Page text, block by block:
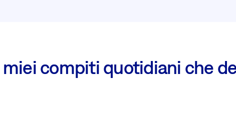
compiti quotidiani che